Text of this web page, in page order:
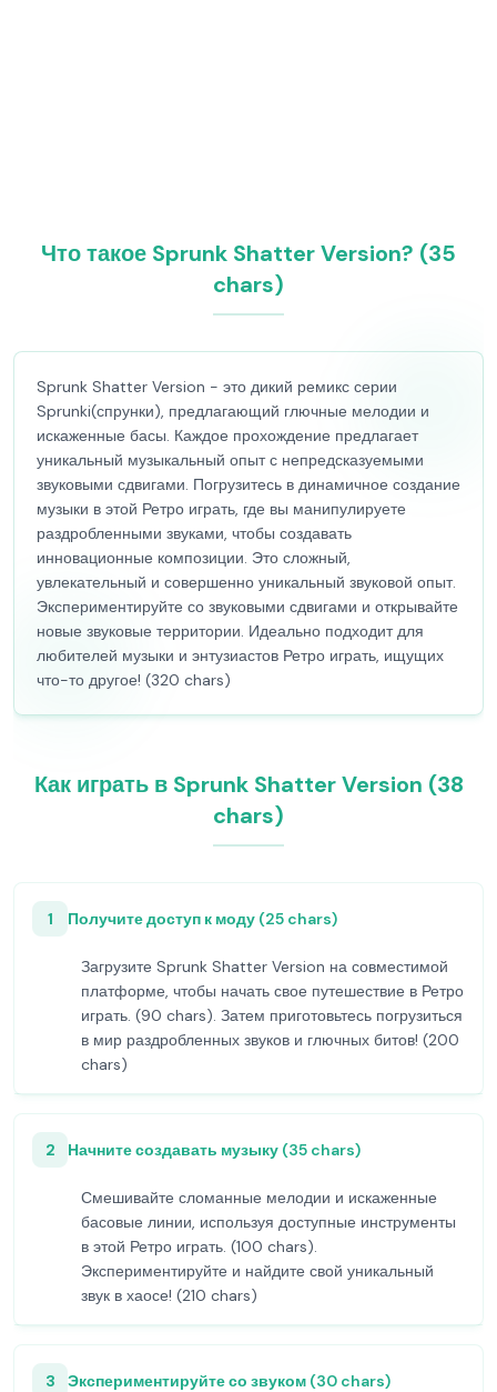
Что такое Sprunk Shatter Version? (35
chars)
Sprunk Shatter Version - это дикий ремикс серии
Sprunki(спрунки), предлагающий глючные мелодии и
искаженные басы. Каждое прохождение предлагает
уникальный музыкальный опыт с непредсказуемыми
звуковыми сдвигами. Погрузитесь в динамичное создание
музыки в этой Ретро играть, где вы манипулируете
раздробленными звуками, чтобы создавать
инновационные композиции. Это сложный,
увлекательный и совершенно уникальный звуковой опыт.
Экспериментируйте со звуковыми сдвигами и открывайте
новые звуковые территории. Идеально подходит для
любителей музыки и энтузиастов Ретро играть, ищущих
что-то другое! (320 chars)
Как играть в Sprunk Shatter Version (38
chars)
1 Получите доступ к моду (25 chars)
Загрузите Sprunk Shatter Version на совместимой
платформе, чтобы начать свое путешествие в Ретро
играть. (90 chars). Затем приготовьтесь погрузиться
в мир раздробленных звуков и глючных битов! (200
chars)
2 Начните создавать музыку (35 chars)
Смешивайте сломанные мелодии и искаженные
басовые линии, используя доступные инструменты
в этой Ретро играть. (100 chars).
Экспериментируйте и найдите свой уникальный
звук в хаосе! (210 chars)
3 Экспериментируйте со звуком (30 chars)